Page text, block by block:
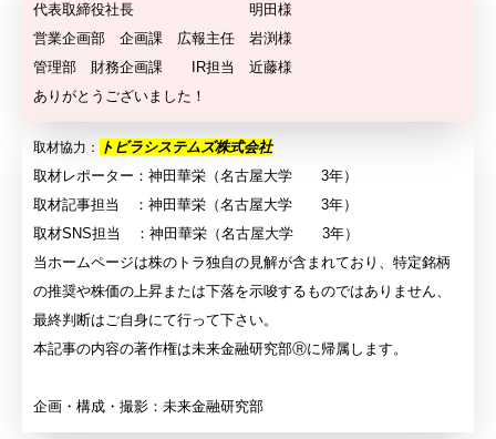
代表取締役社長 明田様
営業企画部 企画課 広報主任 岩渕様
管理部 財務企画課 IR担当 近藤様
ありがとうございました！
取材協力：
トビラシステムズ株式会社
取材レポーター：神田華栄（名古屋大学 3年）
取材記事担当 ：神田華栄（名古屋大学 3年）
取材SNS担当 ：神田華栄（名古屋大学 3年）
当ホームページは株のトラ独自の見解が含まれており、特定銘柄
の推奨や株価の上昇または下落を示唆するものではありません、
最終判断はご自身にて行って下さい。
本記事の内容の著作権は未来金融研究部Ⓡに帰属します。
企画・構成・撮影：未来金融研究部